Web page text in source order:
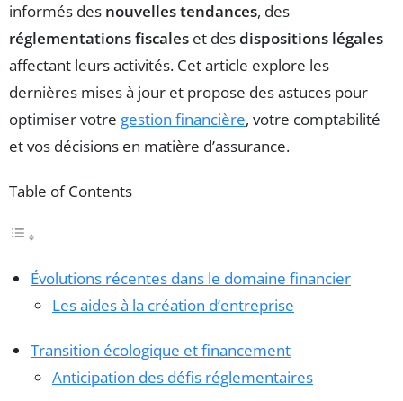
informés des nouvelles tendances, des
réglementations fiscales et desdispositions légales
affectant leurs activités. Cet article explore les
dernières mises à jour et propose des astuces pour
optimiser votre gestion financière, votre comptabilité
et vos décisions en matière d’assurance.
Table of Contents
Évolutions récentes dans le domaine financier
Les aides à la création d’entreprise
Transition écologique et financement
Anticipation des défis réglementaires